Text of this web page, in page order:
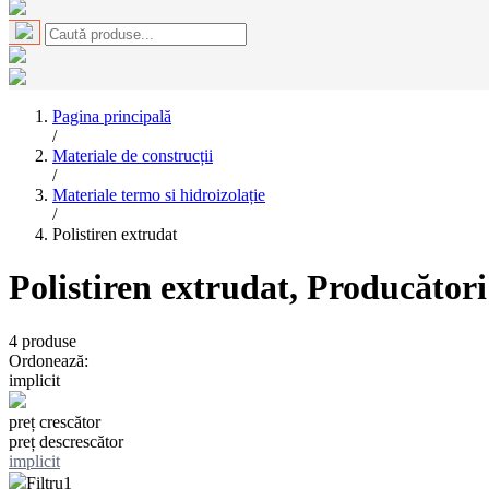
Pagina principală
/
Materiale de construcții
/
Materiale termo si hidroizolație
/
Polistiren extrudat
Polistiren extrudat,
4 produse
Ordonează:
implicit
preț crescător
preț descrescător
implicit
Filtru1